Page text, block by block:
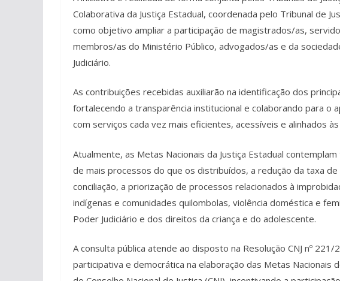
Colaborativa da Justiça Estadual, coordenada pelo Tribunal de
como objetivo ampliar a participação de magistrados/as,
membros/as do Ministério Público, advogados/as e da
Judiciário.
As contribuições recebidas auxiliarão na identificação dos
fortalecendo a transparência institucional e colaborando para o
com serviços cada vez mais eficientes, acessíveis e alinhados
Atualmente, as Metas Nacionais da Justiça Estadual
de mais processos do que os distribuídos, a redução da taxa
conciliação, a priorização de processos relacionados à
indígenas e comunidades quilombolas, violência doméstica e
Poder Judiciário e dos direitos da criança e do adolescente.
A consulta pública atende ao disposto na Resolução CNJ nº
participativa e democrática na elaboração das Metas Nacionais